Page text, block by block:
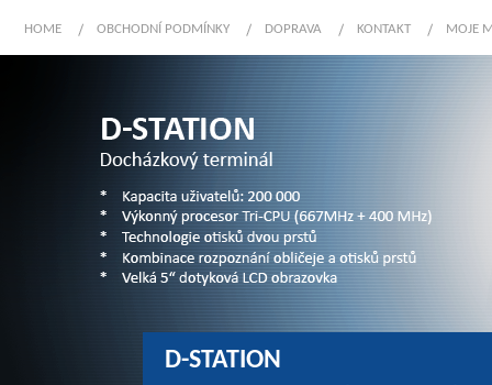
HOME OBCHODNÍ PODMÍNKY DOPRAVA KONTAKT MOJE
D-STATION